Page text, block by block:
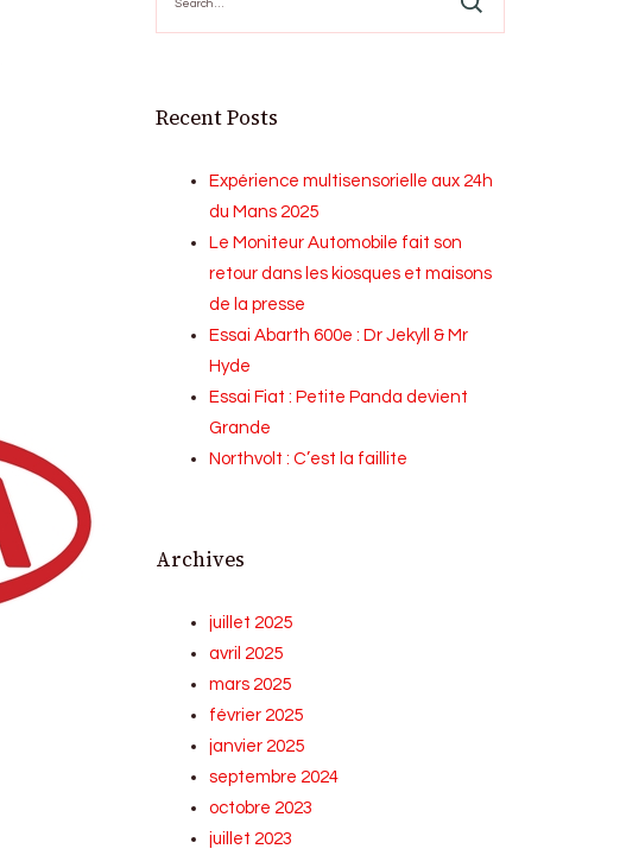
Recent Posts
Expérience multisensorielle aux 24h
du Mans 2025
Le Moniteur Automobile fait son
retour dans les kiosques et maisons
de la presse
Essai Abarth 600e : Dr Jekyll & Mr
Hyde
Essai Fiat : Petite Panda devient
Grande
Northvolt : C’est la faillite
Archives
juillet 2025
avril 2025
mars 2025
février 2025
janvier 2025
septembre 2024
octobre 2023
juillet 2023